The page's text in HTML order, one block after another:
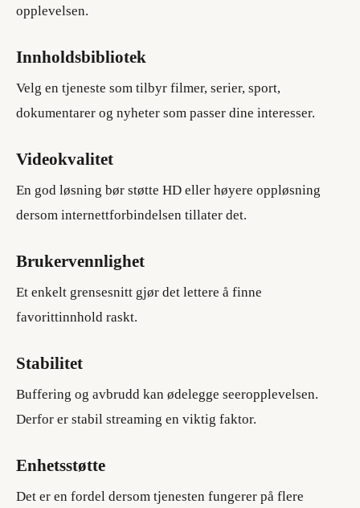
opplevelsen.
Innholdsbibliotek
Velg en tjeneste som tilbyr filmer, serier, sport,
dokumentarer og nyheter som passer dine interesser.
Videokvalitet
En god løsning bør støtte HD eller høyere oppløsning
dersom internettforbindelsen tillater det.
Brukervennlighet
Et enkelt grensesnitt gjør det lettere å finne
favorittinnhold raskt.
Stabilitet
Buffering og avbrudd kan ødelegge seeropplevelsen.
Derfor er stabil streaming en viktig faktor.
Enhetsstøtte
Det er en fordel dersom tjenesten fungerer på flere